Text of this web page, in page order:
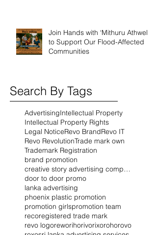
Join Hands with ‘Mithuru Athwela’
to Support Our Flood-Affected
Communities
Search By Tags
AdvertisingIntellectual Property
Intellectual Property Rights
Legal NoticeRevo BrandRevo IT
Revo RevolutionTrade mark own
Trademark Registration
brand promotion
creative story advertising company
door to door promo
lanka advertising
phoenix plastic promotion
promotion girlspromotion team
recoregistered trade mark
revo logoreworihorivorixorohorovo